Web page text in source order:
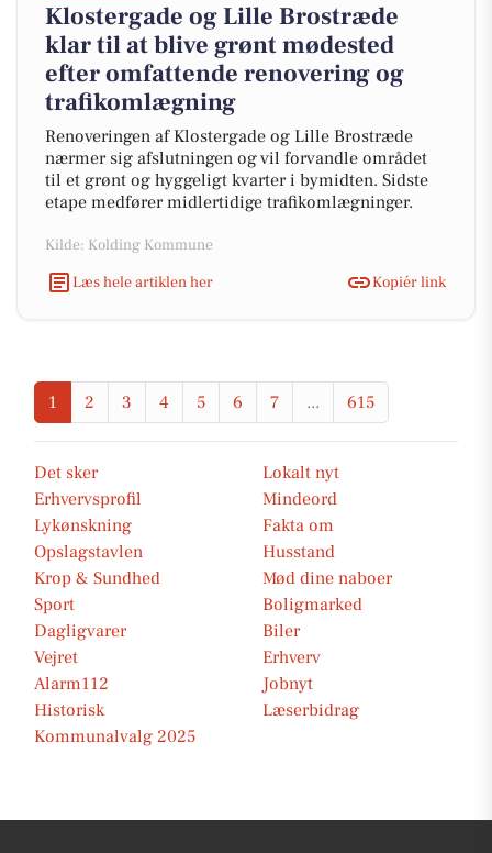
Klostergade og Lille Brostræde
klar til at blive grønt mødested
efter omfattende renovering og
trafikomlægning
Renoveringen af Klostergade og Lille Brostræde
nærmer sig afslutningen og vil forvandle området
til et grønt og hyggeligt kvarter i bymidten. Sidste
etape medfører midlertidige trafikomlægninger.
Kilde: Kolding Kommune
Læs hele artiklen her
Kopiér link
1 2 3 4 5 6 7 ... 615
Det sker
Lokalt nyt
Erhvervsprofil
Mindeord
Lykønskning
Fakta om
Opslagstavlen
Husstand
Krop & Sundhed
Mød dine naboer
Sport
Boligmarked
Dagligvarer
Biler
Vejret
Erhverv
Alarm112
Jobnyt
Historisk
Læserbidrag
Kommunalvalg 2025